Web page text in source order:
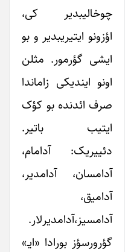
چوخالیبدیر کی،
اؤزونو ایتیریبدیر و بو
ایشی گؤرمور. مثلن
اونو ایندیکی زاماندا
صرف ائدنده بو کؤک
ایتیب باتیر.
دئییریک: آدامام،
آدامسان، آدامدیر،
آدامیق،
آدامسیز،آدامدیرلار.
گؤرورسؤز بورادا «ایـ»